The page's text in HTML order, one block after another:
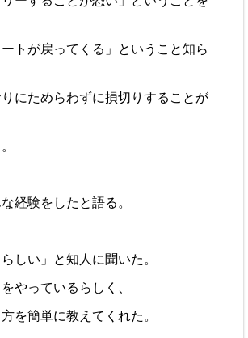
トが戻ってくる」ということ知ら
にためらわずに損切りすることが
経験をしたと語る。
しい」と知人に聞いた。
やっているらしく、
を簡単に教えてくれた。